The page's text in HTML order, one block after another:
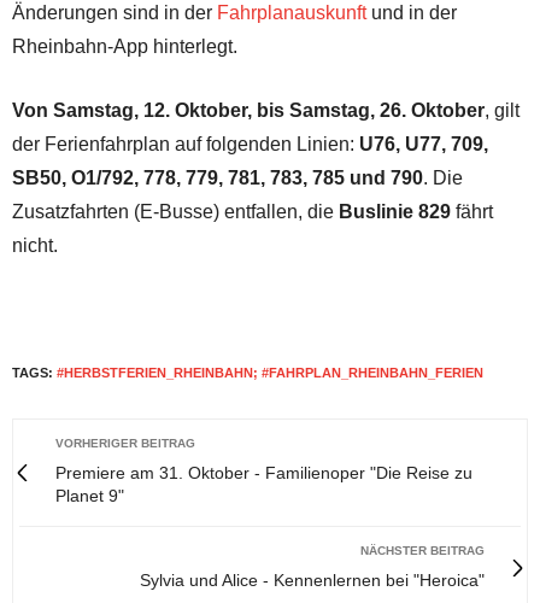
Änderungen sind in der Fahrplanauskunftund in der
Rheinbahn-App hinterlegt.
Von Samstag, 12. Oktober, bis Samstag, 26. Oktober, gilt
der Ferienfahrplan auf folgenden Linien: U76, U77, 709,
SB50, O1/792, 778, 779, 781, 783, 785 und 790. Die
Zusatzfahrten (E-Busse) entfallen, die Buslinie 829 fährt
nicht.
TAGS: #HERBSTFERIEN_RHEINBAHN; #FAHRPLAN_RHEINBAHN_FERIEN
VORHERIGER BEITRAG
Premiere am 31. Oktober - Familienoper "Die Reise zu
Planet 9"
NÄCHSTER BEITRAG
Sylvia und Alice - Kennenlernen bei "Heroica"